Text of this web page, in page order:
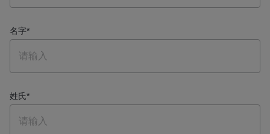
名字*
姓氏*